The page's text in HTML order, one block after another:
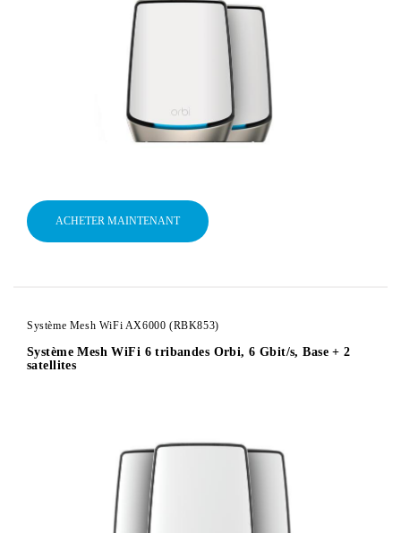
ACHETER MAINTENANT
Système Mesh WiFi AX6000 (RBK853)
Système Mesh WiFi 6 tribandes Orbi, 6 Gbit/s, Base + 2
satellites